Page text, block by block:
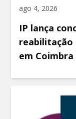
ago 4, 2026
IP lança
reabilitação
em Coimbra